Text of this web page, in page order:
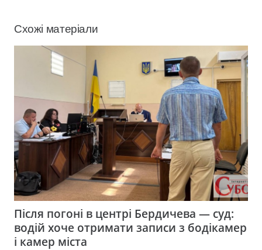
Схожі матеріали
Після погоні в центрі Бердичева — суд:
водій хоче отримати записи з бодікамер
і камер міста